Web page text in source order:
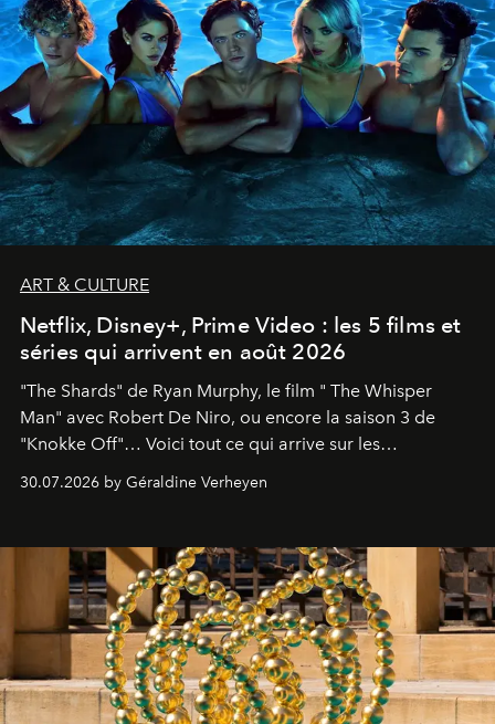
ART & CULTURE
Netflix, Disney+, Prime Video : les 5 films et
séries qui arrivent en août 2026
"The Shards" de Ryan Murphy, le film " The Whisper
Man" avec Robert De Niro, ou encore la saison 3 de
"Knokke Off"… Voici tout ce qui arrive sur les
30.07.2026 by Géraldine Verheyen